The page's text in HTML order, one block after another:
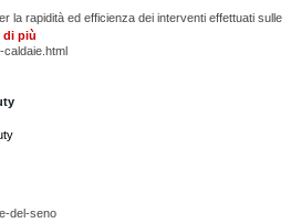
la rapidità ed efficienza dei interventi effettuati sulle
di più
caldaie.html
del-seno